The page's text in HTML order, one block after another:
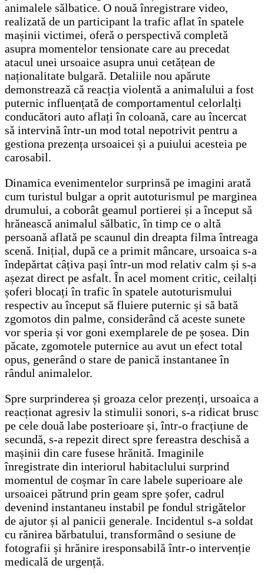
animalele sălbatice. O nouă înregistrare video,
realizată de un participant la trafic aflat în spatele
mașinii victimei, oferă o perspectivă completă
asupra momentelor tensionate care au precedat
atacul unei ursoaice asupra unui cetățean de
naționalitate bulgară. Detaliile nou apărute
demonstrează că reacția violentă a animalului a fost
puternic influențată de comportamentul celorlalți
conducători auto aflați în coloană, care au încercat
să intervină într-un mod total nepotrivit pentru a
gestiona prezența ursoaicei și a puiului acesteia pe
carosabil.
Dinamica evenimentelor surprinsă pe imagini arată
cum turistul bulgar a oprit autoturismul pe marginea
drumului, a coborât geamul portierei și a început să
hrănească animalul sălbatic, în timp ce o altă
persoană aflată pe scaunul din dreapta filma întreaga
scenă. Inițial, după ce a primit mâncare, ursoaica s-a
îndepărtat câțiva pași într-un mod relativ calm și s-a
așezat direct pe asfalt. În acel moment critic, ceilalți
șoferi blocați în trafic în spatele autoturismului
respectiv au început să fluiere puternic și să bată
zgomotos din palme, considerând că aceste sunete
vor speria și vor goni exemplarele de pe șosea. Din
păcate, zgomotele puternice au avut un efect total
opus, generând o stare de panică instantanee în
rândul animalelor.
Spre surprinderea și groaza celor prezenți, ursoaica a
reacționat agresiv la stimulii sonori, s-a ridicat brusc
pe cele două labe posterioare și, într-o fracțiune de
secundă, s-a repezit direct spre fereastra deschisă a
mașinii din care fusese hrănită. Imaginile
înregistrate din interiorul habitaclului surprind
momentul de coșmar în care labele superioare ale
ursoaicei pătrund prin geam spre șofer, cadrul
devenind instantaneu instabil pe fondul strigătelor
de ajutor și al panicii generale. Incidentul s-a soldat
cu rănirea bărbatului, transformând o sesiune de
fotografii și hrănire iresponsabilă într-o intervenție
medicală de urgență.